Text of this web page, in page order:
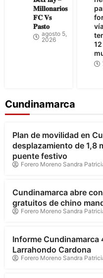
𝐌𝐢𝐥𝐥𝐨𝐧𝐚𝐫𝐢𝐨𝐬
𝐅𝐂 𝐕𝐬
𝐏𝐚𝐬𝐭𝐨
agosto 5,
2026
12
Cundinamarca
Bogotá Cundinamarca
Plan de movilidad en
desplazamiento de 1,8
puente festivo
Forero Moreno Sandra
Cundinamarca
Cundinamarca abre
gratuitos de chino
Forero Moreno Sandra
Cundinamarca
Informe Cundinamarca
Larrahondo Cardona
Forero Moreno Sandra
Cundinamarca